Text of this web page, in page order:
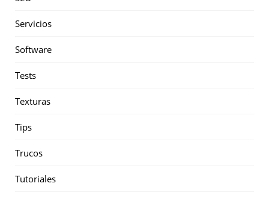
Servicios
Software
Tests
Texturas
Tips
Trucos
Tutoriales